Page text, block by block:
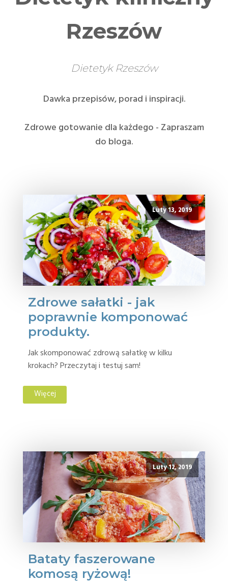
Rzeszów
Dietetyk Rzeszów
Dawka przepisów, porad i inspiracji.
Zdrowe gotowanie dla każdego - Zapraszam
do bloga.
Luty 13, 2019
Zdrowe sałatki - jak
poprawnie komponować
produkty.
Jak skomponować zdrową sałatkę w kilku
krokach? Przeczytaj i testuj sam!
Więcej
Luty 12, 2019
Bataty faszerowane
komosą ryżową!